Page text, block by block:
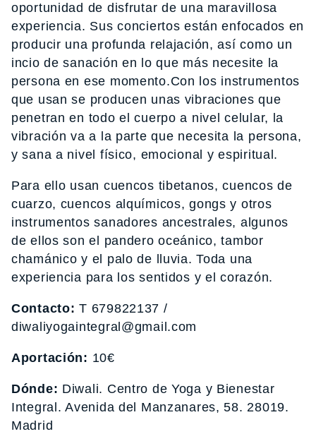
oportunidad de disfrutar de una maravillosa
experiencia. Sus conciertos están enfocados en
producir una profunda relajación, así como un
incio de sanación en lo que más necesite la
persona en ese momento.Con los instrumentos
que usan se producen unas vibraciones que
penetran en todo el cuerpo a nivel celular, la
vibración va a la parte que necesita la persona,
y sana a nivel físico, emocional y espiritual.
Para ello usan cuencos tibetanos, cuencos de
cuarzo, cuencos alquímicos, gongs y otros
instrumentos sanadores ancestrales, algunos
de ellos son el pandero oceánico, tambor
chamánico y el palo de lluvia. Toda una
experiencia para los sentidos y el corazón.
Contacto: T 679822137 /
diwaliyogaintegral@gmail.com
Aportación: 10€
Dónde: Diwali. Centro de Yoga y Bienestar
Integral. Avenida del Manzanares, 58. 28019.
Madrid